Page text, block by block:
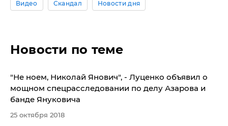
Видео Скандал Новости дня
Новости по теме
"Не ноем, Николай Янович", - Луценко объявил о
мощном спецрасследовании по делу Азарова и
банде Януковича
25 октября 2018